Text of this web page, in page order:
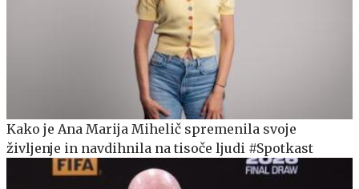
Kako je Ana Marija Mihelič spremenila svoje
življenje in navdihnila na tisoče ljudi #Spotkast